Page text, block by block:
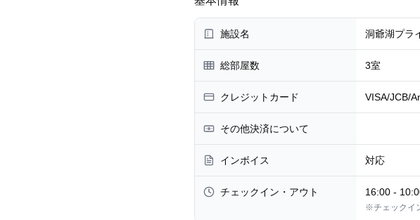
施設名 洞爺湖プラ
総部屋数 3室
クレジットカード VISA/JCB/
その他決済について
インボイス 対応
チェックイン・アウト 16:00 -
※チェックイ